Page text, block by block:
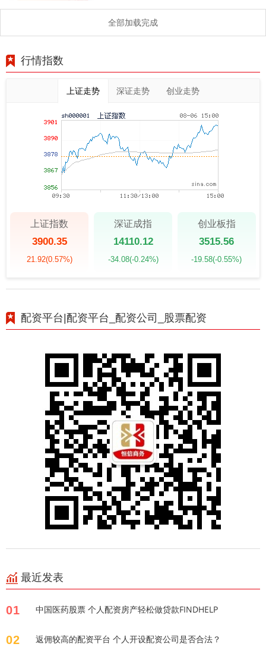
基于逐笔成交
全部加载完成
行情指数
上证走势 深证走势 创业走势
上证指数
3900.35
21.92(0.57%)
深证成指
14110.12
-34.08(-0.24%)
创业板指
3515.56
-19.58(-0.55%)
配资平台|配资平台_配资公司_股票配资
最近发表
01 中国医药股票 个人配资房产轻松做贷款FINDHELP
02 返佣较高的配资平台 个人开设配资公司是否合法？